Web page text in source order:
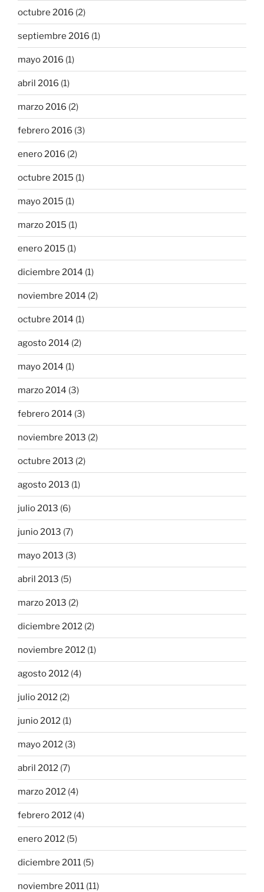
octubre 2016 (2)
septiembre 2016 (1)
mayo 2016 (1)
abril 2016 (1)
marzo 2016 (2)
febrero 2016 (3)
enero 2016 (2)
octubre 2015 (1)
mayo 2015 (1)
marzo 2015 (1)
enero 2015 (1)
diciembre 2014 (1)
noviembre 2014 (2)
octubre 2014 (1)
agosto 2014 (2)
mayo 2014 (1)
marzo 2014 (3)
febrero 2014 (3)
noviembre 2013 (2)
octubre 2013 (2)
agosto 2013 (1)
julio 2013 (6)
junio 2013 (7)
mayo 2013 (3)
abril 2013 (5)
marzo 2013 (2)
diciembre 2012 (2)
noviembre 2012 (1)
agosto 2012 (4)
julio 2012 (2)
junio 2012 (1)
mayo 2012 (3)
abril 2012 (7)
marzo 2012 (4)
febrero 2012 (4)
enero 2012 (5)
diciembre 2011 (5)
noviembre 2011 (11)